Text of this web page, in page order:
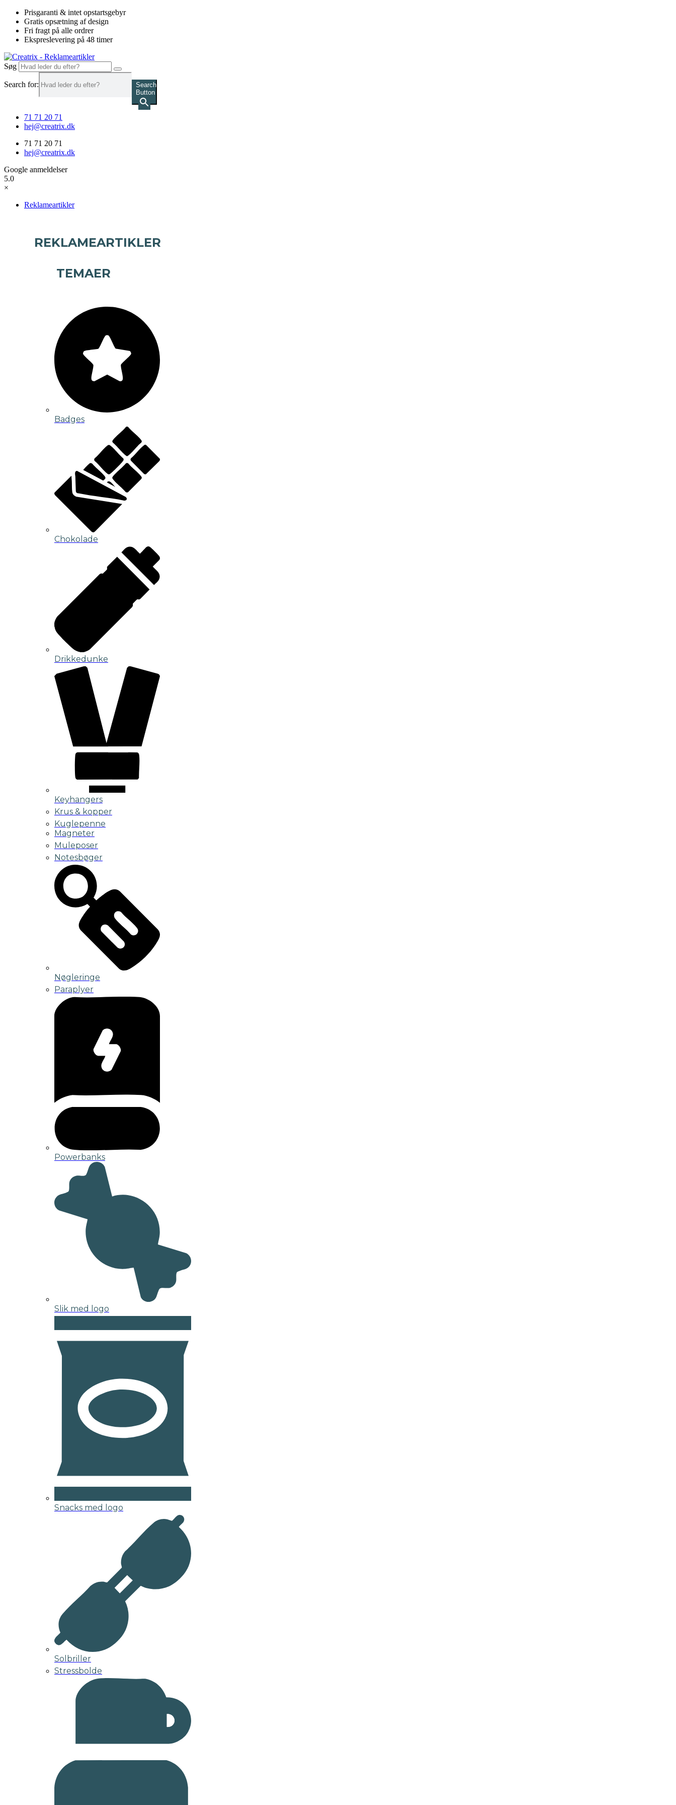
Videre
indhold
Prisgaranti & intet opstartsgebyr
Gratis opsætning af design
Fri fragt på alle ordrer
Ekspreslevering på 48 timer
Søg
Search for:
Search
Button
71 71 20 71
hej@creatrix.dk
71 71 20 71
hej@creatrix.dk
Google anmeldelser
5.0
×
Reklameartikler
REKLAMEARTIKLER
TEMAER
Badges
Chokolade
Drikkedunke
Keyhangers
Krus & kopper
Kuglepenne
Magneter
Muleposer
Notesbøger
Nøgleringe
Paraplyer
Powerbanks
Slik med logo
Snacks med logo
Solbriller
Stressbolde